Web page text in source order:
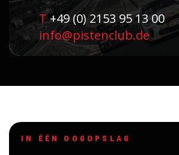
T+49 (0) 2153 95 13 00
info@pistenclub.de
IN ÉÉN OOGOPSLAG